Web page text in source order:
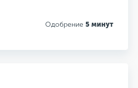
Одобрение 5 минут